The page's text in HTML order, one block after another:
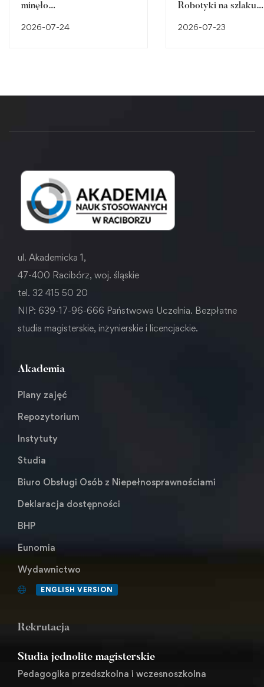
minęło…
2026-07-24
Robotyki na szlaku
2026-07-23
ul. Akademicka 1,
47-400 Racibórz, woj. śląskie
tel. 32 415 50 20
NIP: 639-17-96-666 Państwowa Uczelnia. Bezpłatne
studia magisterskie, inżynierskie i licencjackie.
Akademia
Plany zajęć
Repozytorium
Instytuty
Studia
Biuro Obsługi Osób z Niepełnosprawnościami
Deklaracja dostępności
BHP
Eunomia
Wydawnictwo
ENGLISH VERSION
Rekrutacja
Studia jednolite magisterskie
Pedagogika przedszkolna i wczesnoszkolna